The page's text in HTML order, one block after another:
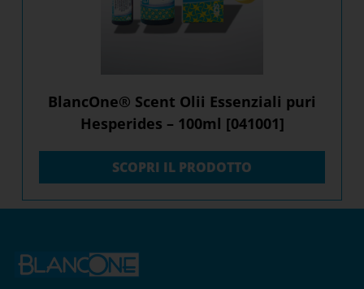
BlancOne® Scent Olii Essenziali puri
Hesperides – 100ml [041001]
SCOPRI IL PRODOTTO